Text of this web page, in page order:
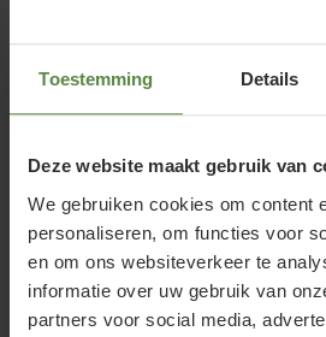
Toestemming Details
Deze website maakt gebruik van
We gebruiken cookies om content
personaliseren, om functies voor
en om ons websiteverkeer te
informatie over uw gebruik van
partners voor social media,
Echinacea purpurea 'White
vaste plant met opvallende
witte, afhangende blaadjes
hart. De bloemen trekken bijen,
Deze tuinplant vormt een soort
bladeren zijn ovaal en vrij smal.
de late zomer. Echinacea
sterk, goed winterhard, kan
tegen zeewind. In combinatie